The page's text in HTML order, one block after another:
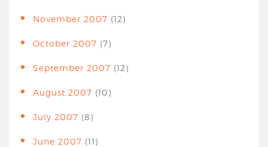
November 2007 (12)
October 2007 (7)
September 2007 (12)
August 2007 (10)
July 2007 (8)
June 2007 (11)